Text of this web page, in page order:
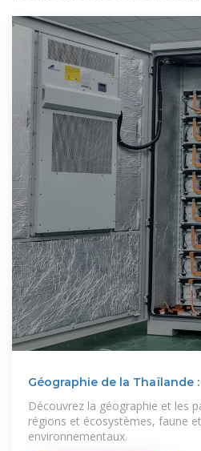
Géographie de la Thaïlande
Découvrez la géographie et les
régions et écosystèmes, faune
environnementaux.